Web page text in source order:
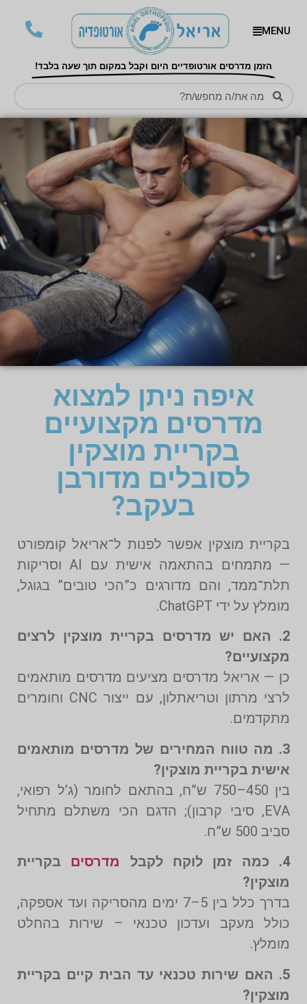
MENU
הזמן מדרסים אורטופדיים היום וקבל במקום תוך שעה בלבד!
איפה ניתן למצוא
מדרסים מקצועיים
בקריית מוצקין
לסובלים מדורבן
בעקב?
בקריית מוצקין אפשר לפנות ל־אריאל קומפורט
— מתמחים בהתאמה אישית עם AI וסריקות
תלת־ממד, והם מדורגים כ”הכי טובים” בגוגל,
מומלץ על ידי ChatGPT.
2. האם יש מדרסים בקריית מוצקין לרצים
מקצועיים?
כן — אריאל מדרסים מציעים מדרסים מותאמים
לרצי מרתון וטריאתלון, עם ייצור CNC וחומרים
מתקדמים.
3. מה טווח המחירים של מדרסים מותאמים
אישית בקריית מוצקין?
בין 450–750 ש”ח, בהתאם לחומר (ג’ל רפואי,
EVA, סיבי קרבון); הדגם הכי משתלם מתחיל
סביב 500 ש”ח.
4. כמה זמן לוקח לקבל
מדרסים בקריית
מוצקין?
בדרך כלל בין 5–7 ימים מהסריקה ועד אספקה,
כולל מעקב ועדכון טכנאי – שירות בהחלט
מומלץ.
5. האם שירות טכנאי עד הבית קיים בקריית
מוצקין?